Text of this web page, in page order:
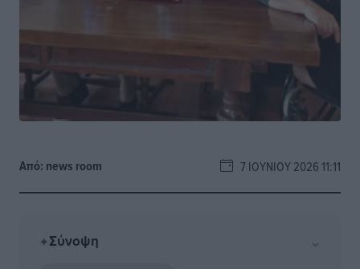
Από: news room 7 ΙΟΥΝΊΟΥ 2026 11:11
✦Σύνοψη ⌄